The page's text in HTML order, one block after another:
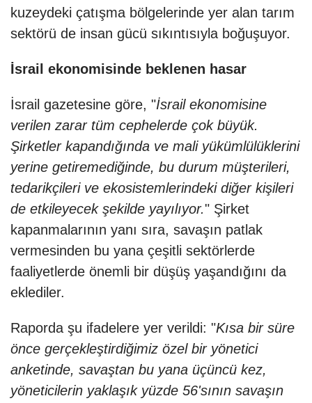
kuzeydeki çatışma bölgelerinde yer alan tarım
sektörü de insan gücü sıkıntısıyla boğuşuyor.
İsrail ekonomisinde beklenen hasar
İsrail gazetesine göre, "İsrail ekonomisine
verilen zarar tüm cephelerde çok büyük.
Şirketler kapandığında ve mali yükümlülüklerini
yerine getiremediğinde, bu durum müşterileri,
tedarikçileri ve ekosistemlerindeki diğer kişileri
de etkileyecek şekilde yayılıyor." Şirket
kapanmalarının yanı sıra, savaşın patlak
vermesinden bu yana çeşitli sektörlerde
faaliyetlerde önemli bir düşüş yaşandığını da
eklediler.
Raporda şu ifadelere yer verildi: "Kısa bir süre
önce gerçekleştirdiğimiz özel bir yönetici
anketinde, savaştan bu yana üçüncü kez,
yöneticilerin yaklaşık yüzde 56'sının savaşın